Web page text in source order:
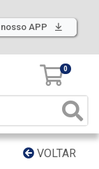
APP
0
VOLTAR